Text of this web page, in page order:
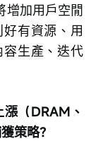
增加用戶空閒
有資源、用
生產、迭代
（DRAM、
策略？